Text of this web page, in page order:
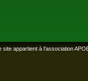
appartient à l'association